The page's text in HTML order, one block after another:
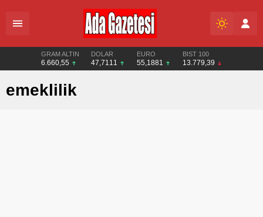
GRAM ALTIN
6.660,55
DOLAR
47,7111
EURO
55,1881
BIST 100
13.779,39
emeklilik